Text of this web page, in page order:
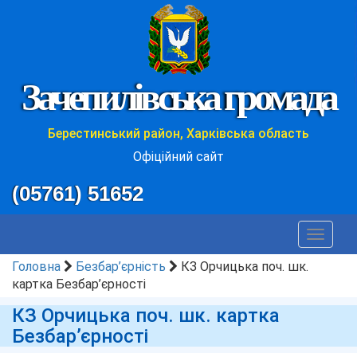
Зачепилівська громада
Берестинський район, Харківська область
Офіційний сайт
(05761) 51652
Toggle
Головна
Безбар’єрність
КЗ Орчицька поч. шк.
картка Безбар’єрності
КЗ Орчицька поч. шк. картка
Безбар’єрності